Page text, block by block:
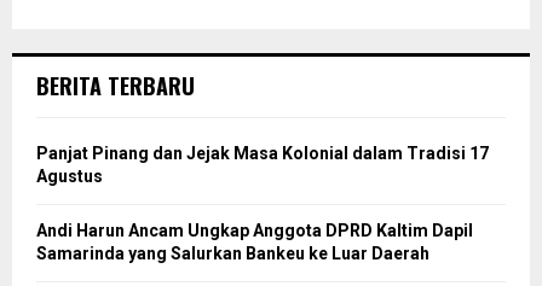
BERITA TERBARU
Panjat Pinang dan Jejak Masa Kolonial dalam Tradisi 17
Agustus
Andi Harun Ancam Ungkap Anggota DPRD Kaltim Dapil
Samarinda yang Salurkan Bankeu ke Luar Daerah